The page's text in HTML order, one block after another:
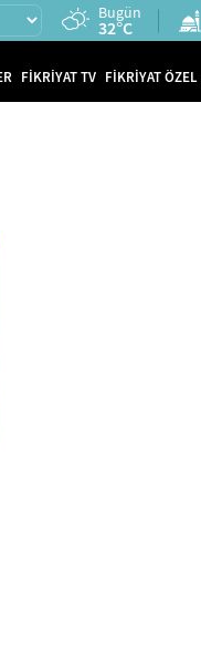
Bugün
32°C
FİKRİYAT TV FİKRİYAT ÖZEL